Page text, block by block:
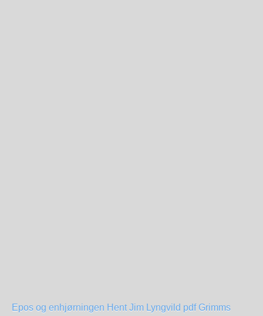
Epos og enhjørningen Hent Jim Lyngvild pdf Grimms